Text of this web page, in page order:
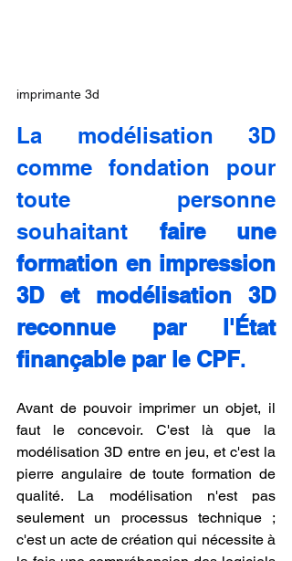
imprimante 3d
La modélisation 3D
comme fondation pour
toute personne
souhaitant faire une
formation en impression
3D et modélisation 3D
reconnue par l'État
finançable par le CPF.
Avant de pouvoir imprimer un objet, il
faut le concevoir. C'est là que la
modélisation 3D entre en jeu, et c'est la
pierre angulaire de toute formation de
qualité. La modélisation n'est pas
seulement un processus technique ;
c'est un acte de création qui nécessite à